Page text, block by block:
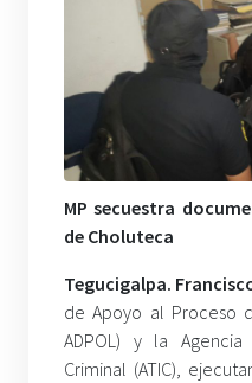
MP secuestra
de Choluteca
Tegucigalpa.
de Apoyo al Proceso
ADPOL) y la
Criminal (ATIC),